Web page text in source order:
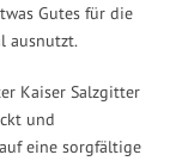
Gutes für die
ausnutzt.
Kaiser Salzgitter
und
eine sorgfältige